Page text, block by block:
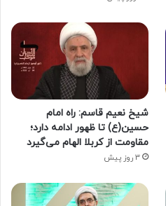
شیخ نعیم قاسم: راه امام
حسین(ع) تا ظهور ادامه دارد؛
مقاومت از کربلا الهام می‌گیرد
3 روز پیش